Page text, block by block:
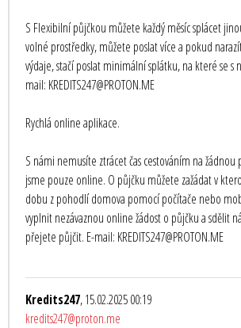
S Flexibilní půjčkou můžete každý měsíc splácet
volné prostředky, můžete poslat více a pokud
výdaje, stačí poslat minimální splátku, na které se
mail: KREDITS247@PROTON.ME
Rychlá online aplikace.
S námi nemusíte ztrácet čas cestováním na
jsme pouze online. O půjčku můžete zažádat v
dobu z pohodlí domova pomocí počítače nebo
vyplnit nezávaznou online žádost o půjčku a sdělit
přejete půjčit. E-mail: KREDITS247@PROTON.ME
Kredits247, 15.02.2025 00:19
kredits247@proton.me